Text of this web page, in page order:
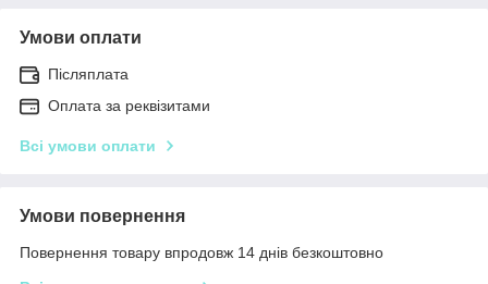
Умови оплати
Післяплата
Оплата за реквізитами
Всі умови оплати
Умови повернення
Повернення товару впродовж 14 днів безкоштовно